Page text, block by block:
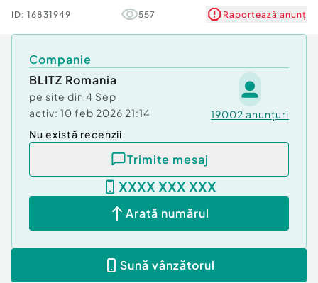
Cod ofertă / ID BLITZ: P171527
Id intern: P171527
ID: 16831949 557 Raportează anunț
Companie
BLITZ Romania
pe site din 4 Sep
activ: 10 feb 2026 21:14 19002 anunțuri
Nu există recenzii
Trimite mesaj
XXXX XXX XXX
Arată numărul
Sună vânzătorul